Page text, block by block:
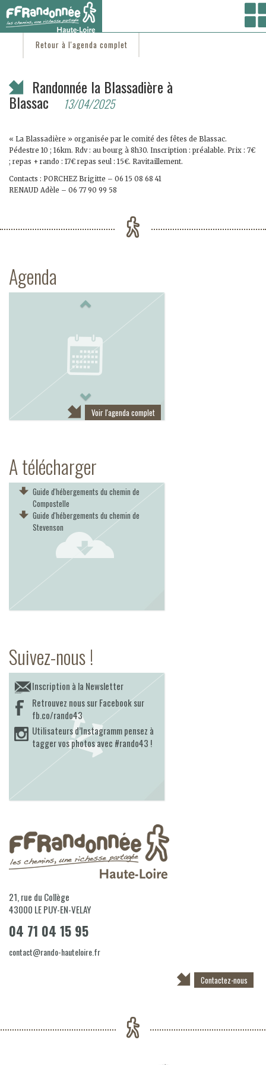
Vous êtes ici :Accueil/C'est d'actu
Retour à l'agenda complet
Randonnée la Blassadière à
Blassac 13/04/2025
« La Blassadière » organisée par le comité des fêtes de Blassac.
Pédestre 10 ; 16km. Rdv : au bourg à 8h30. Inscription : préalable. Prix : 7€
; repas + rando : 17€ repas seul : 15€. Ravitaillement.
Contacts : PORCHEZ Brigitte – 06 15 08 68 41
RENAUD Adèle – 06 77 90 99 58
Agenda
Voir l'agenda complet
A télécharger
Guide d'hébergements du chemin de
Compostelle
Guide d'hébergements du chemin de
Stevenson
Suivez-nous !
Inscription à la Newsletter
Retrouvez nous sur Facebook sur
fb.co/rando43
Utilisateurs d’Instagramm pensez à
tagger vos photos avec #rando43 !
21, rue du Collège
43000 LE PUY-EN-VELAY
04 71 04 15 95
contact@rando-hauteloire.fr
Contactez-nous